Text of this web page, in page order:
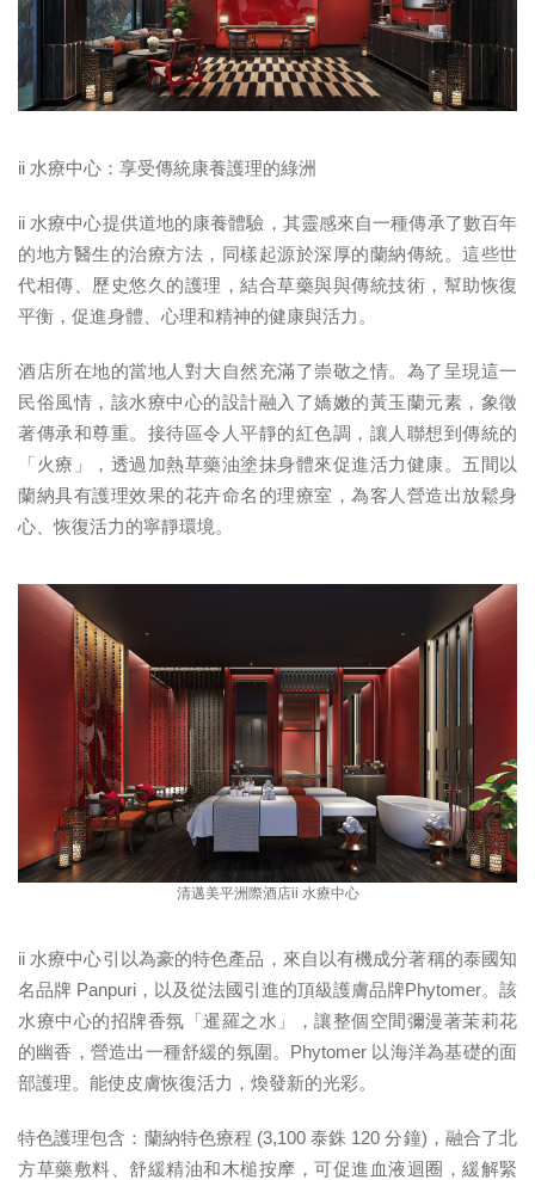
ii 水療中心：享受傳統康養護理的綠洲
ii 水療中心提供道地的康養體驗，其靈感來自一種傳承了數百年
的地方醫生的治療方法，同樣起源於深厚的蘭納傳統。這些世
代相傳、歷史悠久的護理，結合草藥與與傳統技術，幫助恢復
平衡，促進身體、心理和精神的健康與活力。
酒店所在地的當地人對大自然充滿了崇敬之情。為了呈現這一
民俗風情，該水療中心的設計融入了嬌嫩的黃玉蘭元素，象徵
著傳承和尊重。接待區令人平靜的紅色調，讓人聯想到傳統的
「火療」，透過加熱草藥油塗抹身體來促進活力健康。五間以
蘭納具有護理效果的花卉命名的理療室，為客人營造出放鬆身
心、恢復活力的寧靜環境。
清邁美平洲際酒店ii 水療中心
ii 水療中心引以為豪的特色產品，來自以有機成分著稱的泰國知
名品牌 Panpuri，以及從法國引進的頂級護膚品牌Phytomer。該
水療中心的招牌香氛「暹羅之水」，讓整個空間彌漫著茉莉花
的幽香，營造出一種舒緩的氛圍。Phytomer 以海洋為基礎的面
部護理。能使皮膚恢復活力，煥發新的光彩。
特色護理包含：蘭納特色療程 (3,100 泰銖 120 分鐘)，融合了北
方草藥敷料、舒緩精油和木槌按摩，可促進血液迴圈，緩解緊